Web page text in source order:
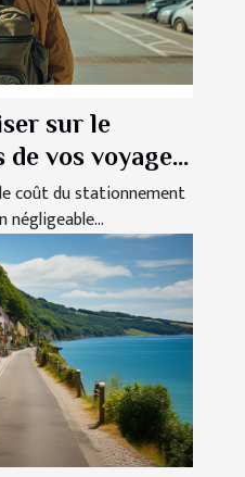
sur le
vos voyages
coût du stationnement